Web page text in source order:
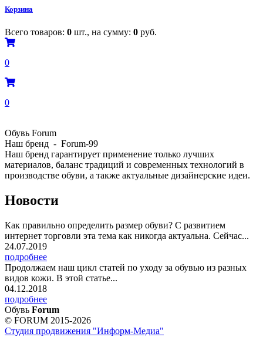
Корзина
Всего товаров: 0 шт., на сумму: 0 руб.
0
0
Обувь Forum
Наш бренд - Forum-99
Наш бренд гарантирует применение только лучших
материалов, баланс традиций и современных технологий в
производстве обуви, а также актуальные дизайнерские идеи.
Новости
Как правильно определить размер обуви? С развитием
интернет торговли эта тема как никогда актуальна. Сейчас...
24.07.2019
подробнее
Продолжаем наш цикл статей по уходу за обувью из разных
видов кожи. В этой статье...
04.12.2018
подробнее
Обувь Forum
© FORUM 2015-2026
Студия продвижения "Информ-Медиа"